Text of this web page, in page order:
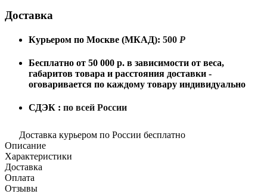
Доставка
Курьером по Москве (МКАД): 500 Р
Бесплатно от 50 000 р. в зависимости от веса,
габаритов товара и расстояния доставки -
оговаривается по каждому товару индивидуально
СДЭК : по всей России
Доставка курьером по России бесплатно
Описание
Характеристики
Доставка
Оплата
Отзывы